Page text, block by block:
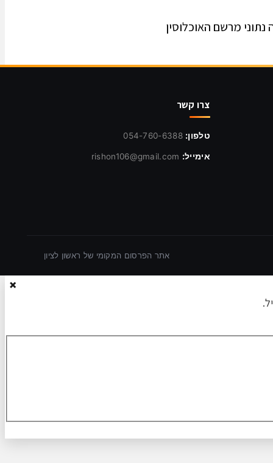
מרשם האוכלוסין
צרו קשר
טלפון: 054-760-6388
אימייל: rishon106@gmail.com
אתר הפרסום המקומי של ראשון לציון
×